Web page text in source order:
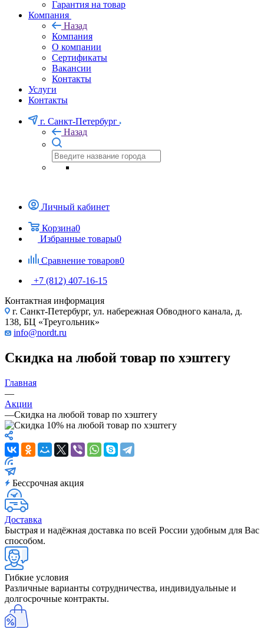
Гарантия на товар
Компания
Назад
Компания
О компании
Сертификаты
Вакансии
Контакты
Услуги
Контакты
г. Санкт-Петербург
Назад
Личный кабинет
Корзина0
Избранные товары0
Сравнение товаров0
+7 (812) 407-16-15
Контактная информация
г. Санкт-Петербург, ул. набережная Обводного канала, д.
138, БЦ «Треугольник»
info@nordt.ru
Скидка на любой товар по хэштегу
Главная
—
Акции
—Скидка на любой товар по хэштегу
Бессрочная акция
Доставка
Быстрая и надёжная доставка по всей России удобным для Вас
способом.
Гибкие условия
Различные варианты сотрудничества, индивидуальные и
долгосрочные контракты.